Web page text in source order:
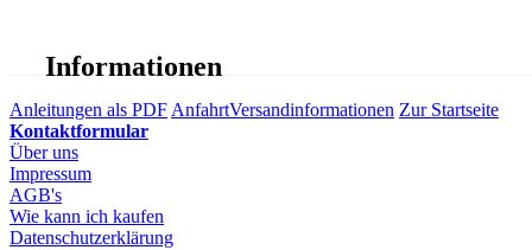
Informationen
Anleitungen als PDF AnfahrtVersandinformationen Zur Startseite
Kontaktformular
Über uns
Impressum
AGB's
Wie kann ich kaufen
Datenschutzerklärung